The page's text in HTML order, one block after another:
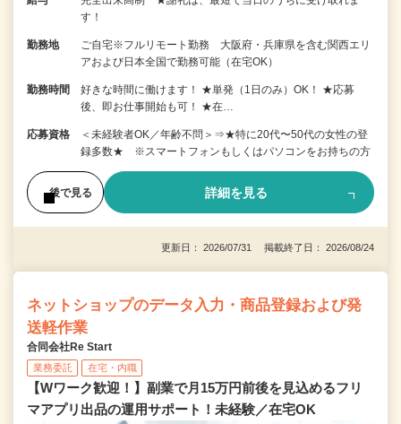
す！
勤務地
ご自宅※フルリモート勤務 大阪府・兵庫県を含む関西エリ
アおよび日本全国で勤務可能（在宅OK）
勤務時間
好きな時間に働けます！ ★単発（1日のみ）OK！ ★応募
後、即お仕事開始も可！ ★在…
応募資格
＜未経験者OK／年齢不問＞⇒★特に20代〜50代の女性の登
録多数★ ※スマートフォンもしくはパソコンをお持ちの方
後で見る 詳細を見る
更新日： 2026/07/31 掲載終了日： 2026/08/24
ネットショップのデータ入力・商品登録および発
送軽作業
合同会社Re Start
業務委託 在宅・内職
【Wワーク歓迎！】副業で月15万円前後を見込めるフリ
マアプリ出品の運用サポート！未経験／在宅OK